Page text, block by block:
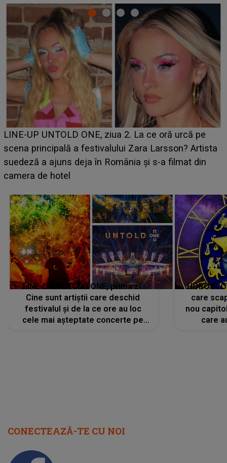
Ce a dezvăluit noua concurentă din "Casa Iubirii" l-a
luat prin surprindere pe Emanuel. CINE ESTE
BĂIATUL VIZAT de Alexandra?! Aflându-se în fața
faptului împlinit, A RECUNOSCUT IMEDIAT: "Am
LINE-UP UNTOLD ONE, prima zi.
Cine sunt artiștii care deschid
festivalul și de la ce ore au loc
cele mai așteptate concerte pe
care
nou
care
CONECTEAZĂ-TE CU NOI